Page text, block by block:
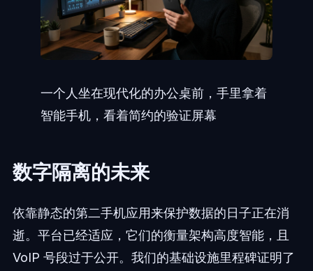
一个人坐在现代化的办公桌前，手里拿着
智能手机，看着简约的验证屏幕
数字隔离的未来
依靠静态的第二手机应用来保护数据的日子正在消
逝。平台已经适应，它们的衡量架构高度智能，且
VoIP 号段过于公开。我们的基础设施里程碑证明了